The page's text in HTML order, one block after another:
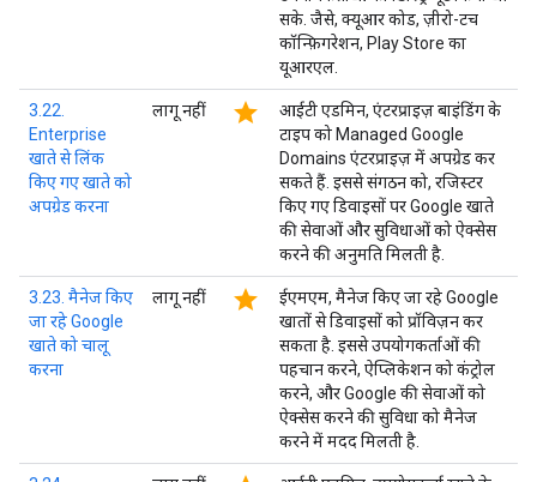
सके. जैसे, क्यूआर कोड, ज़ीरो-टच
कॉन्फ़िगरेशन, Play Store का
यूआरएल.
3.22.
Enterprise
खाते से लिंक
किए गए खाते को
अपग्रेड करना
लागू नहीं star
आईटी एडमिन, एंटरप्राइज़ बाइंडिंग के
टाइप को Managed Google
Domains एंटरप्राइज़ में अपग्रेड कर
सकते हैं. इससे संगठन को, रजिस्टर
किए गए डिवाइसों पर Google खाते
की सेवाओं और सुविधाओं को ऐक्सेस
करने की अनुमति मिलती है.
3.23. मैनेज किए
जा रहे Google
खाते को चालू
करना
लागू नहीं star
ईएमएम, मैनेज किए जा रहे Google
खातों से डिवाइसों को प्रॉविज़न कर
सकता है. इससे उपयोगकर्ताओं की
पहचान करने, ऐप्लिकेशन को कंट्रोल
करने, और Google की सेवाओं को
ऐक्सेस करने की सुविधा को मैनेज
करने में मदद मिलती है.